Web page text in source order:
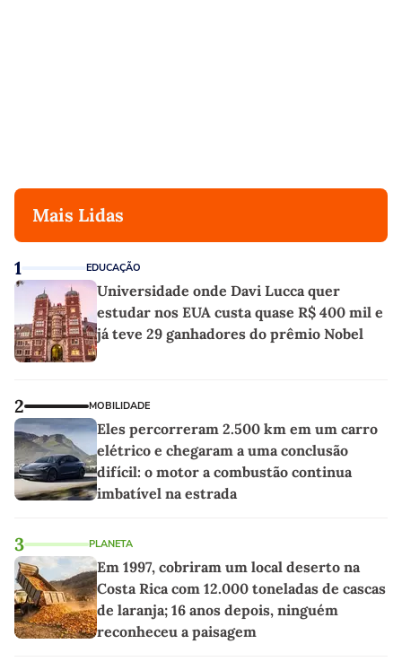
Mais Lidas
1 EDUCAÇÃO
Universidade onde Davi Lucca quer
estudar nos EUA custa quase R$ 400 mil e
já teve 29 ganhadores do prêmio Nobel
2 MOBILIDADE
Eles percorreram 2.500 km em um carro
elétrico e chegaram a uma conclusão
difícil: o motor a combustão continua
imbatível na estrada
3 PLANETA
Em 1997, cobriram um local deserto na
Costa Rica com 12.000 toneladas de cascas
de laranja; 16 anos depois, ninguém
reconheceu a paisagem